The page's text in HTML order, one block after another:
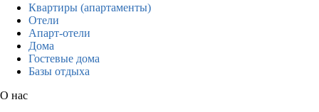
Квартиры (апартаменты)
Отели
Апарт-отели
Дома
Гостевые дома
Базы отдыха
О нас